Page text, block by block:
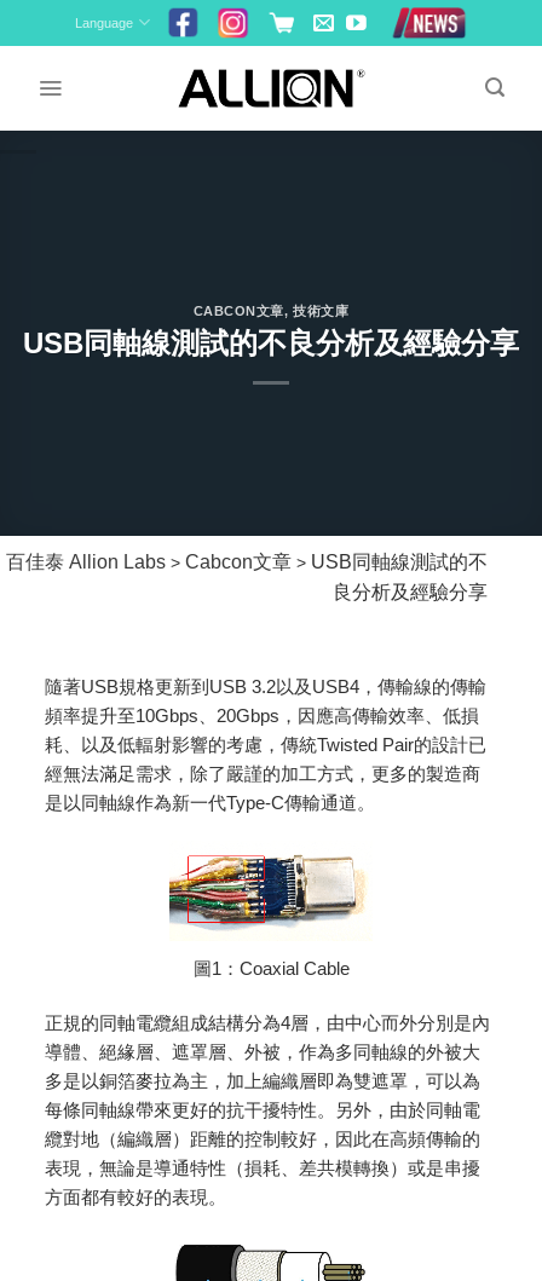
to
Language
CABCON文章,技術文庫
USB同軸線測試的不良分析及經驗分享
百佳泰 Allion Labs >Cabcon文章 > USB同軸線測試的不
良分析及經驗分享
隨著USB規格更新到USB 3.2以及USB4，傳輸線的傳輸
頻率提升至10Gbps、20Gbps，因應高傳輸效率、低損
耗、以及低輻射影響的考慮，傳統Twisted Pair的設計已
經無法滿足需求，除了嚴謹的加工方式，更多的製造商
是以同軸線作為新一代Type-C傳輸通道。
圖1：Coaxial Cable
正規的同軸電纜組成結構分為4層，由中心而外分別是內
導體、絕緣層、遮罩層、外被，作為多同軸線的外被大
多是以銅箔麥拉為主，加上編織層即為雙遮罩，可以為
每條同軸線帶來更好的抗干擾特性。另外，由於同軸電
纜對地（編織層）距離的控制較好，因此在高頻傳輸的
表現，無論是導通特性（損耗、差共模轉換）或是串擾
方面都有較好的表現。